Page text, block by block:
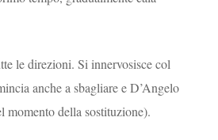
le direzioni. Si innervosisce col
anche a sbagliare e D’Angelo
della sostituzione).